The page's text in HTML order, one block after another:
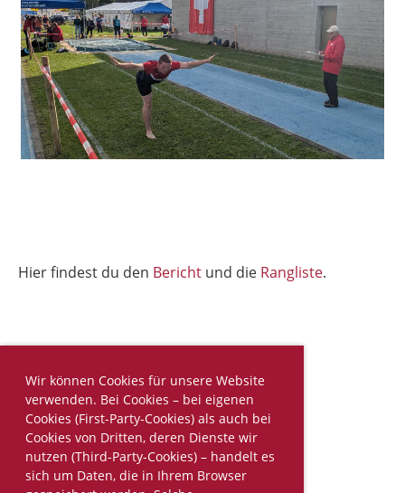
Wir können Cookies für unsere Website
verwenden. Bei Cookies – bei eigenen
Cookies (First-Party-Cookies) als auch bei
Cookies von Dritten, deren Dienste wir
nutzen (Third-Party-Cookies) – handelt es
sich um Daten, die in Ihrem Browser
Hier findest du den Bericht und die Rangliste.